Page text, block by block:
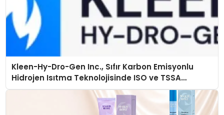
Kleen-Hy-Dro-Gen Inc., Sıfır Karbon Emisyonlu
Hidrojen Isıtma Teknolojisinde ISO ve TSSA
Düzenleyici Onaylarını Aldı